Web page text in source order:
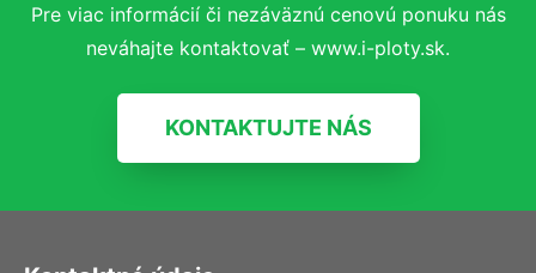
Pre viac informácií či nezáväznú cenovú ponuku nás
neváhajte kontaktovať – www.i-ploty.sk.
KONTAKTUJTE NÁS